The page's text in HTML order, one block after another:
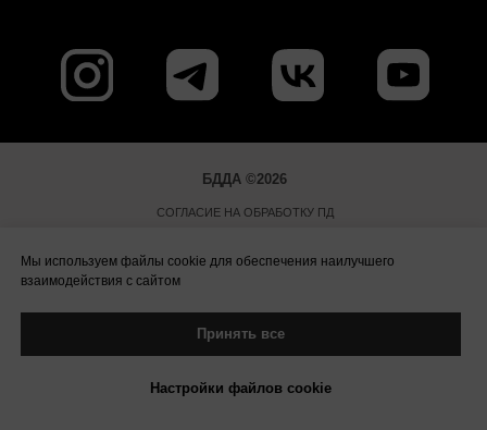
ПРАВИЛА ПОСЕЩЕНИЯ МЕРОПРИЯТИЙ
СОГЛАСИЕ НА ОБРАБОТКУ ПД
БДДА ©2026
ИП Леонтьевский А.В., ОГРНИП 309345906500042
Мы используем файлы cookie для обеспечения наилучшего
взаимодействия с сайтом
Принять все
Настройки файлов cookie